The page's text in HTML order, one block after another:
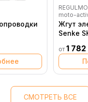
moto-
Жгут
Senke
от 1
СМОТРЕТЬ ВСЕ